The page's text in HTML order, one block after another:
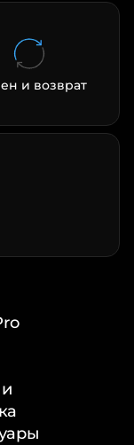
и возврат